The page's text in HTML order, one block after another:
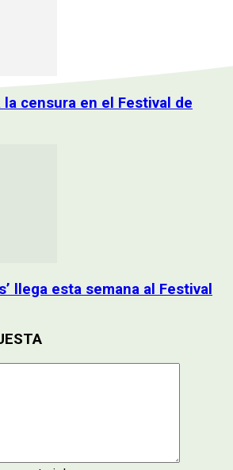
la censura en el Festival de
llega esta semana al Festival